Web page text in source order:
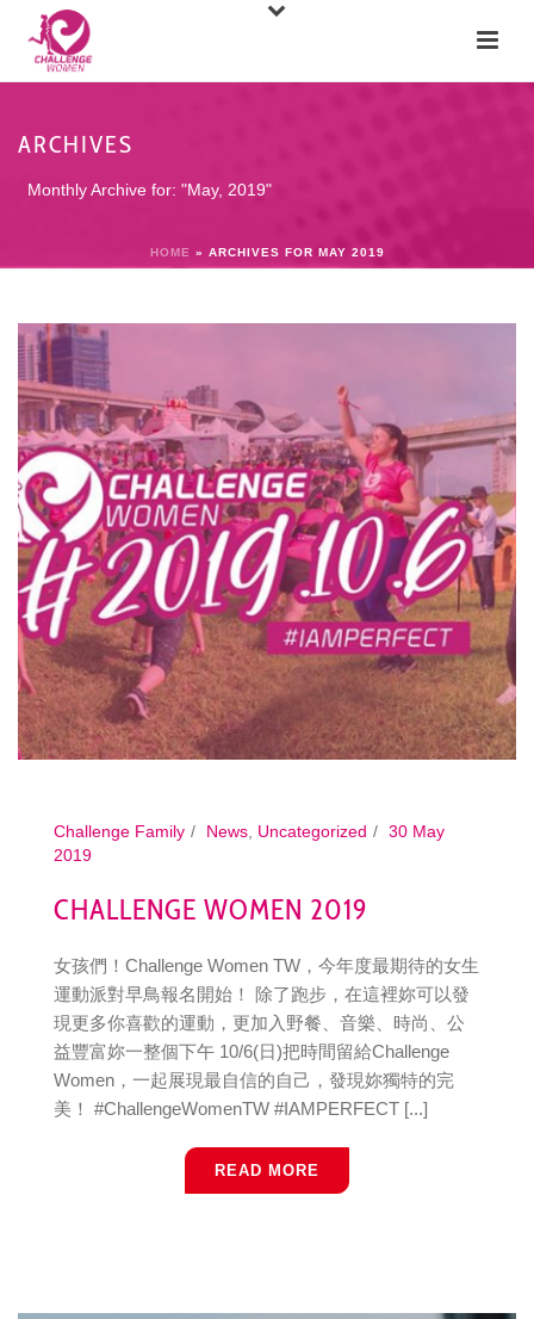
ARCHIVES
Monthly Archive for: "May, 2019"
HOME » ARCHIVES FOR MAY 2019
Challenge Family News Uncategorized
30 May
2019
CHALLENGE WOMEN 2019
女孩們！Challenge Women TW，今年度最期待的女生
運動派對早鳥報名開始！ 除了跑步，在這裡妳可以發
現更多你喜歡的運動，更加入野餐、音樂、時尚、公
益豐富妳一整個下午 10/6(日)把時間留給Challenge
Women，一起展現最自信的自己，發現妳獨特的完
美！ #ChallengeWomenTW #IAMPERFECT [...]
READ MORE